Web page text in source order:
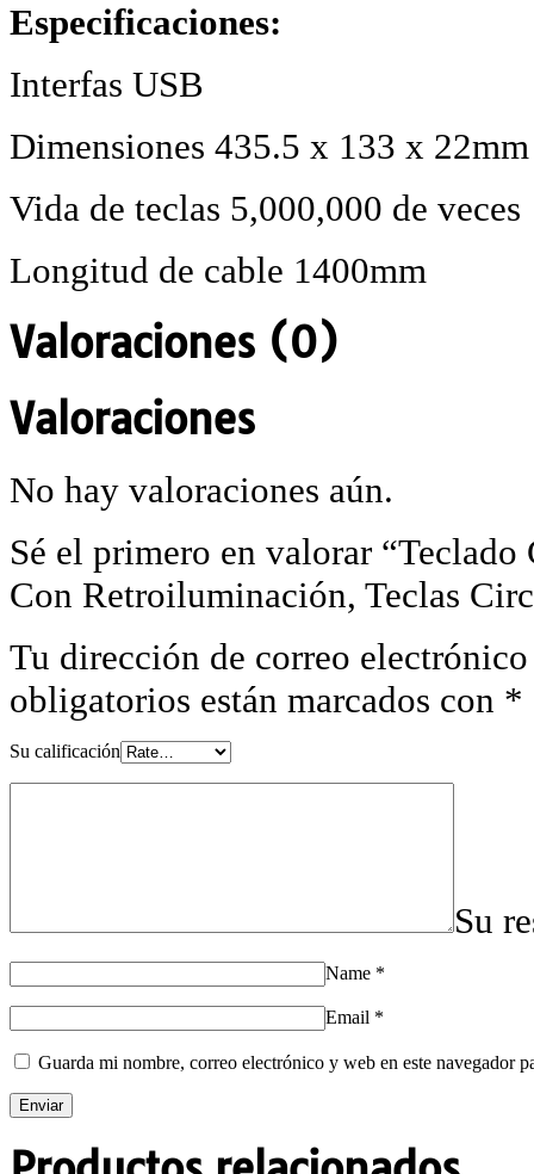
Especificaciones:
Interfas USB
Dimensiones 435.5 x 133 x 22mm
Vida de teclas 5,000,000 de veces
Longitud de cable 1400mm
Valoraciones (0)
Valoraciones
No hay valoraciones aún.
Sé el primero en valorar
Con Retroiluminación, Teclas
Tu dirección de correo
obligatorios están marcados con *
Su calificación
Su
Name *
Email *
Guarda mi nombre, correo electrónico y web en este navegador